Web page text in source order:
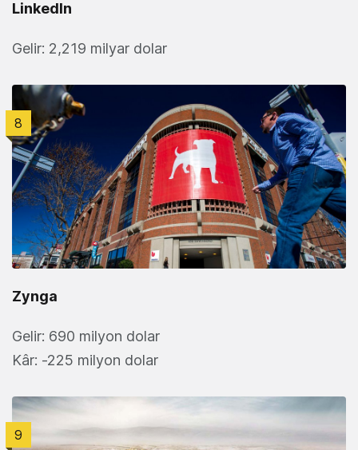
LinkedIn
Gelir: 2,219 milyar dolar
8
Zynga
Gelir: 690 milyon dolar
Kâr: -225 milyon dolar
9